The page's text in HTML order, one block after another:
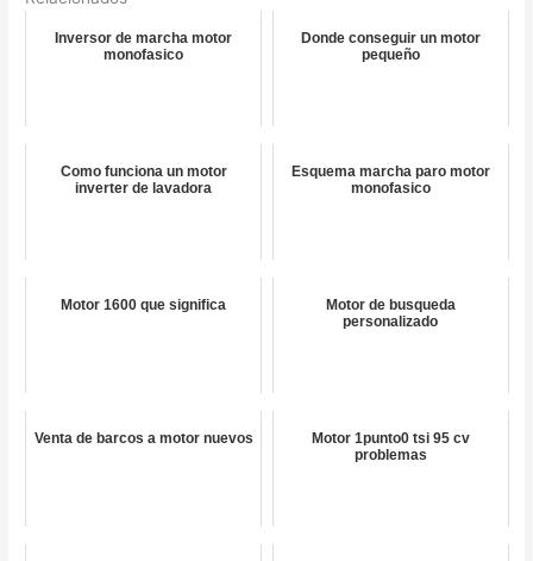
Inversor de marcha motor
monofasico
Donde conseguir un motor
pequeño
Como funciona un motor
inverter de lavadora
Esquema marcha paro motor
monofasico
Motor 1600 que significa
Motor de busqueda
personalizado
Venta de barcos a motor nuevos
Motor 1punto0 tsi 95 cv
problemas